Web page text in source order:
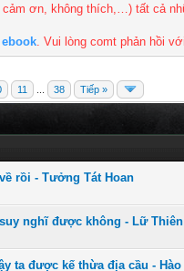
cảm ơn, không thích,…) tất cả
ebook. Vui lòng comt phản hồi
11 38 Tiếp »
rồi - Tưởng Tát Hoan
5 sao
5
nghĩ được không - Lữ Thiên
5 sao
5
ta được kế thừa địa cầu - Hào